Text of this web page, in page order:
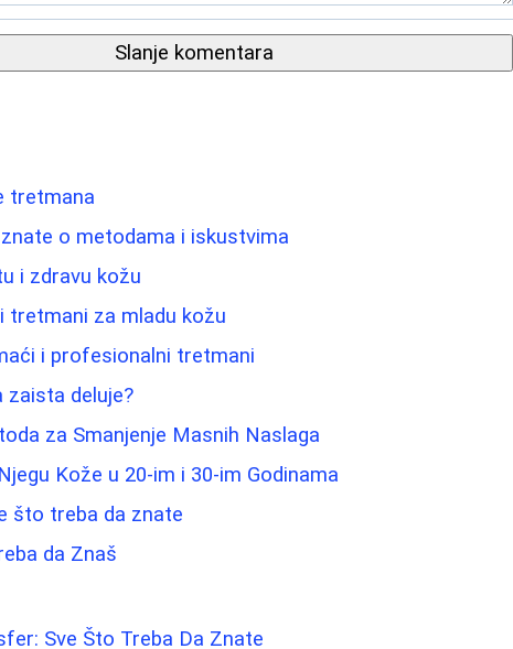
Slanje komentara
tretmana
o metodama i iskustvima
i zdravu kožu
tretmani za mladu kožu
i profesionalni tretmani
zaista deluje?
za Smanjenje Masnih Naslaga
Kože u 20-im i 30-im Godinama
što treba da znate
da Znaš
Sve Što Treba Da Znate